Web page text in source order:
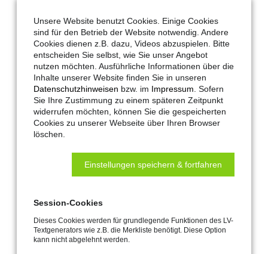
Hautau-Artikel-Nr.:
306360
Maco-Artikel-Nr.:
weißaluminium RAL 9006
Kippkonsole lang SKA/EKA 30
schwenkbaren Montage des
Antriebs. Inkl. Flügelbock und
Unsere Website benutzt Cookies. Einige Cookies
sind für den Betrieb der Website notwendig. Andere
Cookies dienen z.B. dazu, Videos abzuspielen. Bitte
entscheiden Sie selbst, wie Sie unser Angebot
nutzen möchten. Ausführliche Informationen über die
Inhalte unserer Website finden Sie in unseren
Datenschutzhinweisen bzw. im Impressum . Sofern
Sie Ihre Zustimmung zu einem späteren Zeitpunkt
widerrufen möchten, können Sie die gespeicherten
Cookies zu unserer Webseite über Ihren Browser
löschen.
Einstellungen speichern & fortfahren
Session-Cookies
Dieses Cookies werden für grundlegende Funktionen des LV-
Textgenerators wie z.B. die Merkliste benötigt. Diese Option
kann nicht abgelehnt werden.